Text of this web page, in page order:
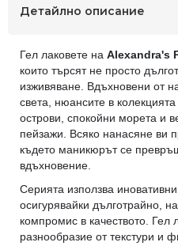
Детайлно описание
Гел лаковете на Alexandra's
които търсят не просто
изживяване. Вдъхновени от
света, нюансите в
острови, спокойни морета и
пейзажи. Всяко нанасяне ви
където маникюрът се
вдъхновение.
Серията използва
осигурявайки дълготрайно,
компромис в качеството. Гел
разнообразие от текстури и